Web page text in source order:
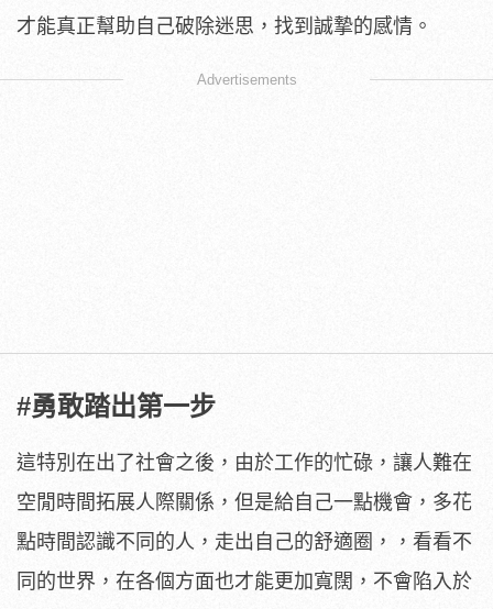
才能真正幫助自己破除迷思，找到誠摯的感情。
Advertisements
#勇敢踏出第一步
這特別在出了社會之後，由於工作的忙碌，讓人難在
空閒時間拓展人際關係，但是給自己一點機會，多花
點時間認識不同的人，走出自己的舒適圈，，看看不
同的世界，在各個方面也才能更加寬闊，不會陷入於